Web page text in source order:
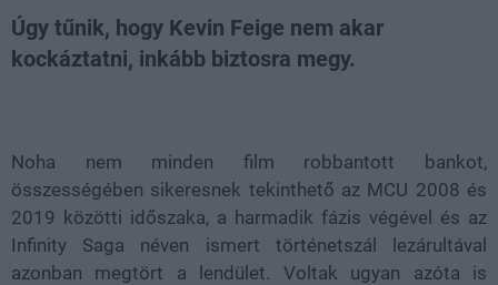
Úgy tűnik, hogy Kevin Feige nem akar
kockáztatni, inkább biztosra megy.
Noha nem minden film robbantott bankot,
összességében sikeresnek tekinthető az MCU 2008 és
2019 közötti időszaka, a harmadik fázis végével és az
Infinity Saga néven ismert történetszál lezárultával
azonban megtört a lendület. Voltak ugyan azóta is